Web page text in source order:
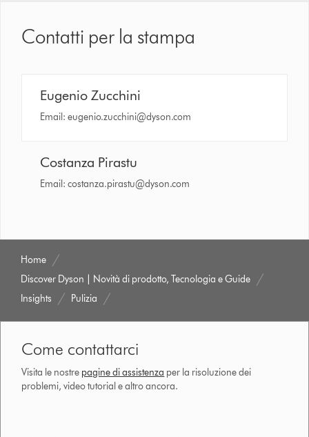
Contatti per la stampa
Eugenio Zucchini
Email:eugenio.zucchini@dyson.com
Costanza Pirastu
Email: costanza.pirastu@dyson.com
Home
Discover Dyson | Novità di prodotto, Tecnologia e Guide
Insights
Pulizia
Come contattarci
Visita le nostre pagine di assistenza per la risoluzione dei
problemi, video tutorial e altro ancora.